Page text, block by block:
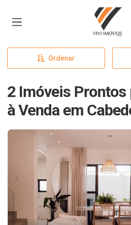
Página
Ordenar
2 Imóveis Prontos
à Venda em